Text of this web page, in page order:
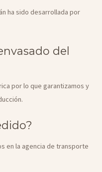
ha sido desarrollada por
del
por lo que garantizamos y
en la agencia de transporte